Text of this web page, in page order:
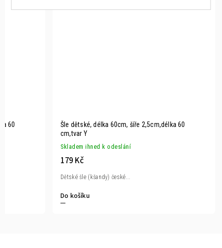
60
Šle dětské, délka 60cm, šíře 2,5cm,délka 60
cm,tvar Y
Skladem ihned k odeslání
179 Kč
Do košíku
Dětské šle (kšandy) české...